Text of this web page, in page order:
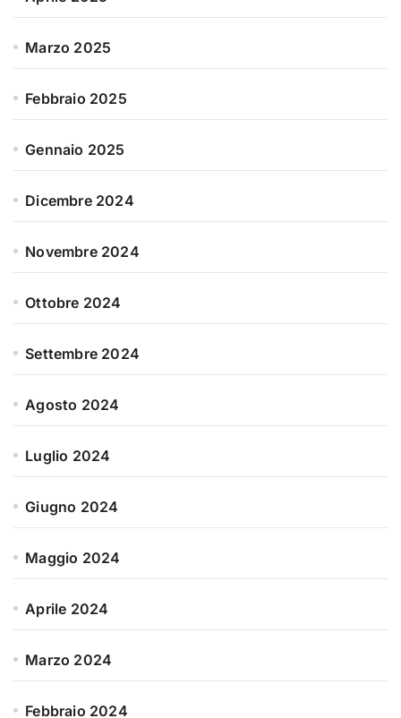
Marzo 2025
Febbraio 2025
Gennaio 2025
Dicembre 2024
Novembre 2024
Ottobre 2024
Settembre 2024
Agosto 2024
Luglio 2024
Giugno 2024
Maggio 2024
Aprile 2024
Marzo 2024
Febbraio 2024